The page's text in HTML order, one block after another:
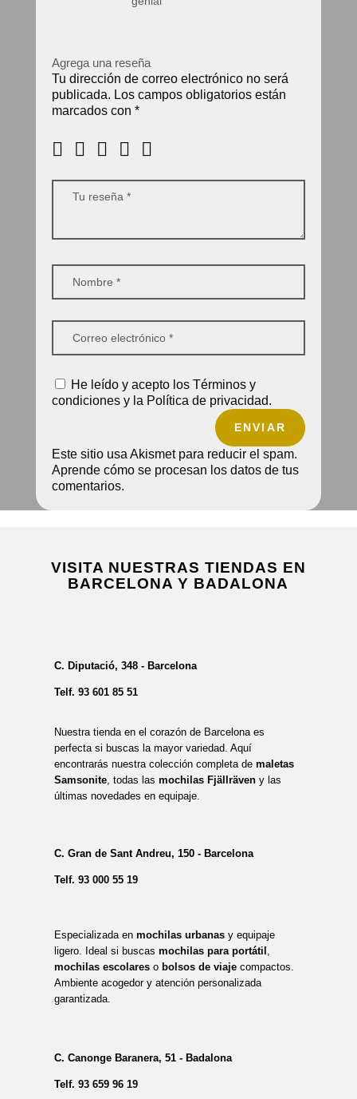
Agrega una reseña
Tu dirección de correo electrónico no será
publicada. Los campos obligatorios están
marcados con *
He leído y acepto los Términos y
condiciones y la Política de privacidad.
ENVIAR
Este sitio usa Akismet para reducir el spam.
Aprende cómo se procesan los datos de tus
comentarios.
VISITA NUESTRAS TIENDAS EN
BARCELONA Y BADALONA
C. Diputació, 348 - Barcelona
Telf. 93 601 85 51
Nuestra tienda en el corazón de Barcelona es
perfecta si buscas la mayor variedad. Aquí
encontrarás nuestra colección completa de maletas
Samsonite, todas las mochilas Fjällräveny las
últimas novedades en equipaje.
C. Gran de Sant Andreu, 150 - Barcelona
Telf. 93 000 55 19
Especializada en mochilas urbanasy equipaje
ligero. Ideal si buscas mochilas para portátil
mochilas escolareso bolsos de viajecompactos.
Ambiente acogedor y atención personalizada
garantizada.
C. Canonge Baranera, 51 - Badalona
Telf. 93 659 96 19